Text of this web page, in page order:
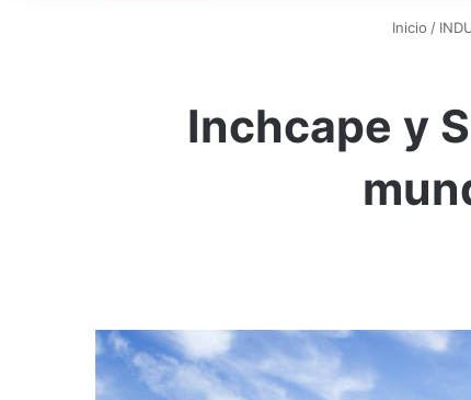
Inicio /
Inchcape y